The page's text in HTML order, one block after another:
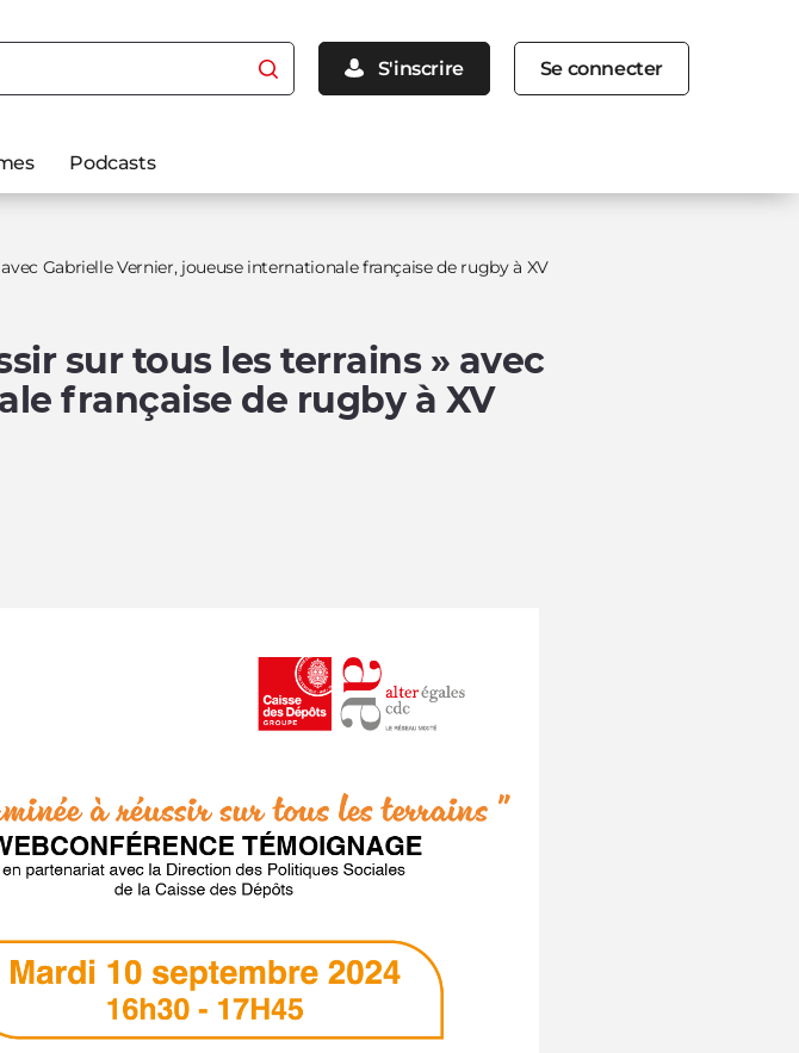
du contenu
Menu
inscription
S'inscrire Se connecter
Podcasts
Gabrielle Vernier, joueuse internationale française de rugby à XV
sur tous les terrains » avec
française de rugby à XV